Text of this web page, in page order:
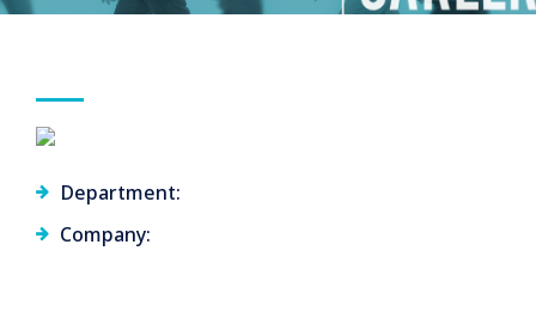
Department:
Company: